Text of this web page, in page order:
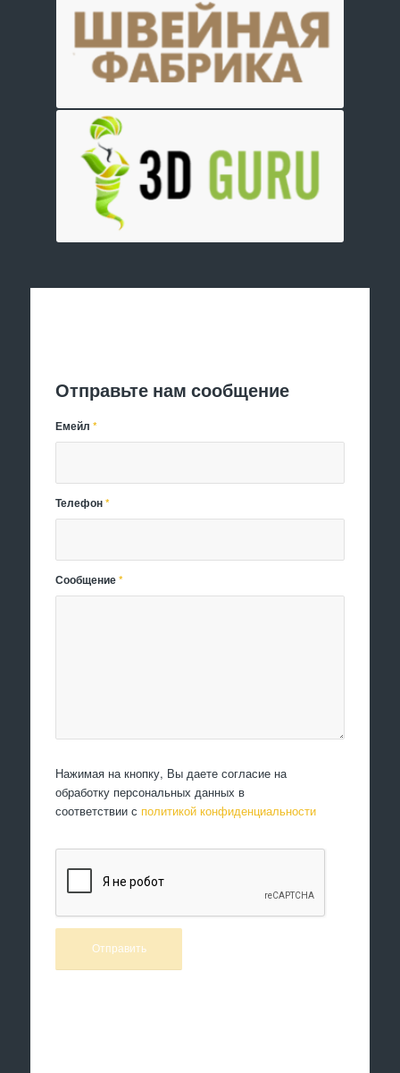
Отправьте нам сообщение
Емейл*
Телефон*
Сообщение*
Нажимая на кнопку, Вы даете согласие на
обработку персональных данных в
соответствии с политикой конфиденциальности